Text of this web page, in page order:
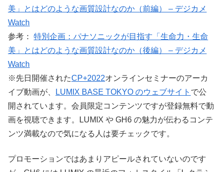
美」とはどのような画質設計なのか（前編） – デジカメ
Watch
参考： 特別企画：パナソニックが目指す「生命力・生命
美」とはどのような画質設計なのか（後編） – デジカメ
Watch
※先日開催されたCP+2022オンラインセミナーのアーカ
イブ動画が、
LUMIX BASE TOKYO のウェブサイト で公
開されています。会員限定コンテンツですが登録無料で動
画を視聴できます。LUMIX や GH6 の魅力が伝わるコンテ
ンツ満載なので気になる人は要チェックです。
プロモーションではあまりアピールされていないのです